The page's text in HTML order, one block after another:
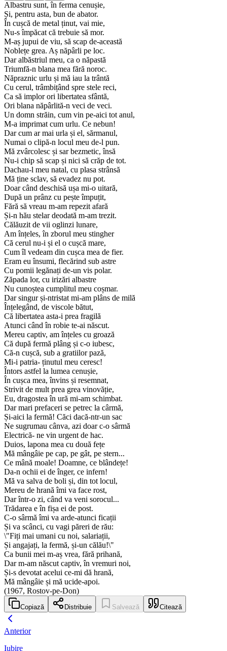
Albastru sunt, în ferma cenușie,
Și, pentru asta, bun de abator.
În cușcă de metal ținut, vai mie,
Nu-s împăcat că trebuie să mor.
M-aș jupui de viu, să scap de-această
Noblețe grea. Aș năpârli pe loc.
Dar albăstriul meu, ca o năpastă
Triumfă-n blana mea fără noroc.
Năpraznic urlu și mă iau la trântă
Cu cerul, trâmbițând spre stele reci,
Ca să implor ori libertatea sfântă,
Ori blana năpârlită-n veci de veci.
Un domn străin, cum vin pe-aici tot anul,
M-a imprimat cum urlu. Ce nebun!
Dar cum ar mai urla și el, sărmanul,
Numai o clipă-n locul meu de-l pun.
Mă zvârcolesc și sar bezmetic, însă
Nu-i chip să scap și nici să crăp de tot.
Dachau-l meu natal, cu plasa strânsă
Mă ține sclav, să evadez nu pot.
Doar când deschisă ușa mi-o uitară,
După un prânz cu pește împuțit,
Fără să vreau m-am repezit afară
Și-n hău stelar deodată m-am trezit.
Călăuzit de vii oglinzi lunare,
Am înțeles, în zborul meu stingher
Că cerul nu-i și el o cușcă mare,
Cum îl vedeam din cușca mea de fier.
Eram eu însumi, flecărind sub astre
Cu pomii legănați de-un vis polar.
Zăpada lor, cu irizări albastre
Nu cunoștea cumplitul meu coșmar.
Dar singur și-ntristat mi-am plâns de milă
Înțelegând, de viscole bătut,
Că libertatea asta-i prea fragilă
Atunci când în robie te-ai născut.
Mereu captiv, am înțeles cu groază
Că după fermă plâng și c-o iubesc,
Că-n cușcă, sub a gratiilor pază,
Mi-i patria- ținutul meu ceresc!
Întors astfel la lumea cenușie,
În cușca mea, învins și resemnat,
Strivit de mult prea grea vinovăție,
Eu, dragostea în ură mi-am schimbat.
Dar mari prefaceri se petrec la cârmă,
Și-aici la fermă! Căci dacă-ntr-un sac
Ne sugrumau cânva, azi doar c-o sârmă
Electrică- ne vin urgent de hac.
Duios, lapona mea cu două fețe
Mă mângâie pe cap, pe gât, pe stern...
Ce mână moale! Doamne, ce blândețe!
Da-n ochii ei de înger, ce infern!
Mă va salva de boli și, din tot locul,
Mereu de hrană îmi va face rost,
Dar într-o zi, când va veni sorocul...
Trădarea e în fișa ei de post.
C-o sârmă îmi va arde-atunci ficații
Și va scânci, cu vagi păreri de rău:
\"Fiți mai umani cu noi, salariații,
Și angajați, la fermă, și-un călău!\"
Ca bunii mei m-aș vrea, fără prihană,
Dar m-am născut captiv, în vremuri noi,
Și-s devotat acelui ce-mi dă hrană,
Mă mângâie și mă ucide-apoi.
(1967, Rostov-pe-Don)
Copiază Distribuie Salvează Citează
Anterior
Iubire